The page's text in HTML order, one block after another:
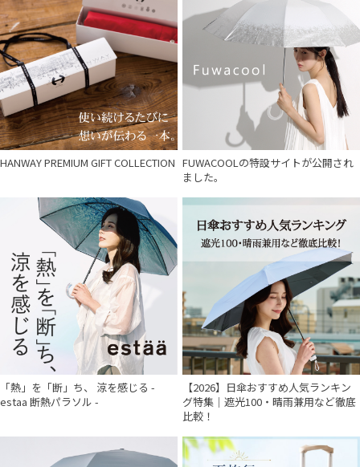
HANWAY PREMIUM GIFT COLLECTION FUWACOOLの特設サイトが公開され
ました。
「熱」を「断」ち、 涼を感じる -
estaa 断熱パラソル -
【2026】日傘おすすめ人気ランキン
グ特集｜遮光100・晴雨兼用など徹底
比較！